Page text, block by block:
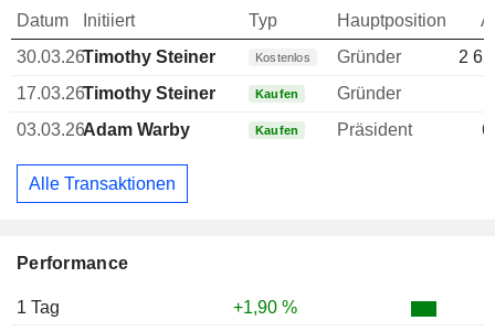
Performance
1 Tag
+1,90 %
Datum Initiiert Typ Hauptposition
30.03.26Timothy Steiner Kostenlos Gründer
2
17.03.26Timothy Steiner Kaufen
Gründer
03.03.26Adam Warby Kaufen Präsident
Alle Transaktionen